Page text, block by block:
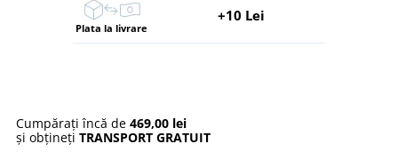
Plata la livrare
+10 Lei
Cumpărați încă de 469,00 lei
și obțineți TRANSPORT GRATUIT